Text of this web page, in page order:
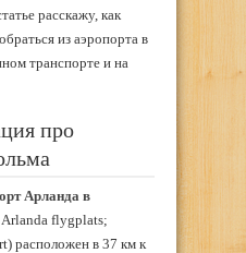
расскажу, как
из аэропорта в
транспорте и на
про
Арланда в
flygplats;
расположен в 37 км к